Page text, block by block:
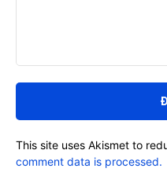
luận:
This site uses Akismet to
comment data is processed.